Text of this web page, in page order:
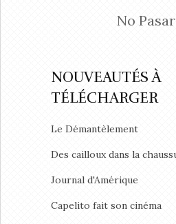
No
NOUVEAUTÉS À
TÉLÉCHARGER
Le Démantèlement
Des cailloux dans la
Journal d'Amérique
Capelito fait son cinéma